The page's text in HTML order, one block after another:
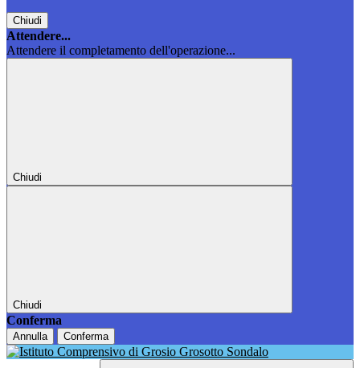
Chiudi
Attendere...
Attendere il completamento dell'operazione...
Chiudi
Chiudi
Conferma
Annulla Conferma